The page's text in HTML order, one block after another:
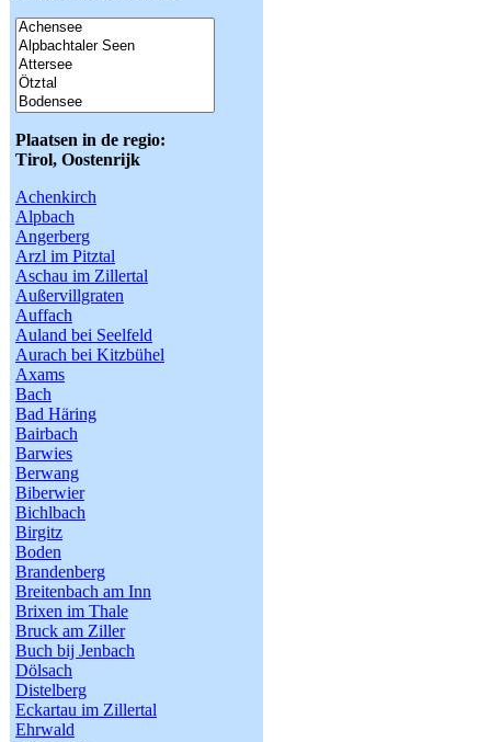
Plaatsen in de regio:
Tirol, Oostenrijk
Achenkirch
Alpbach
Angerberg
Arzl im Pitztal
Aschau im Zillertal
Außervillgraten
Auffach
Auland bei Seelfeld
Aurach bei Kitzbühel
Axams
Bach
Bad Häring
Bairbach
Barwies
Berwang
Biberwier
Bichlbach
Birgitz
Boden
Brandenberg
Breitenbach am Inn
Brixen im Thale
Bruck am Ziller
Buch bij Jenbach
Dölsach
Distelberg
Eckartau im Zillertal
Ehrwald